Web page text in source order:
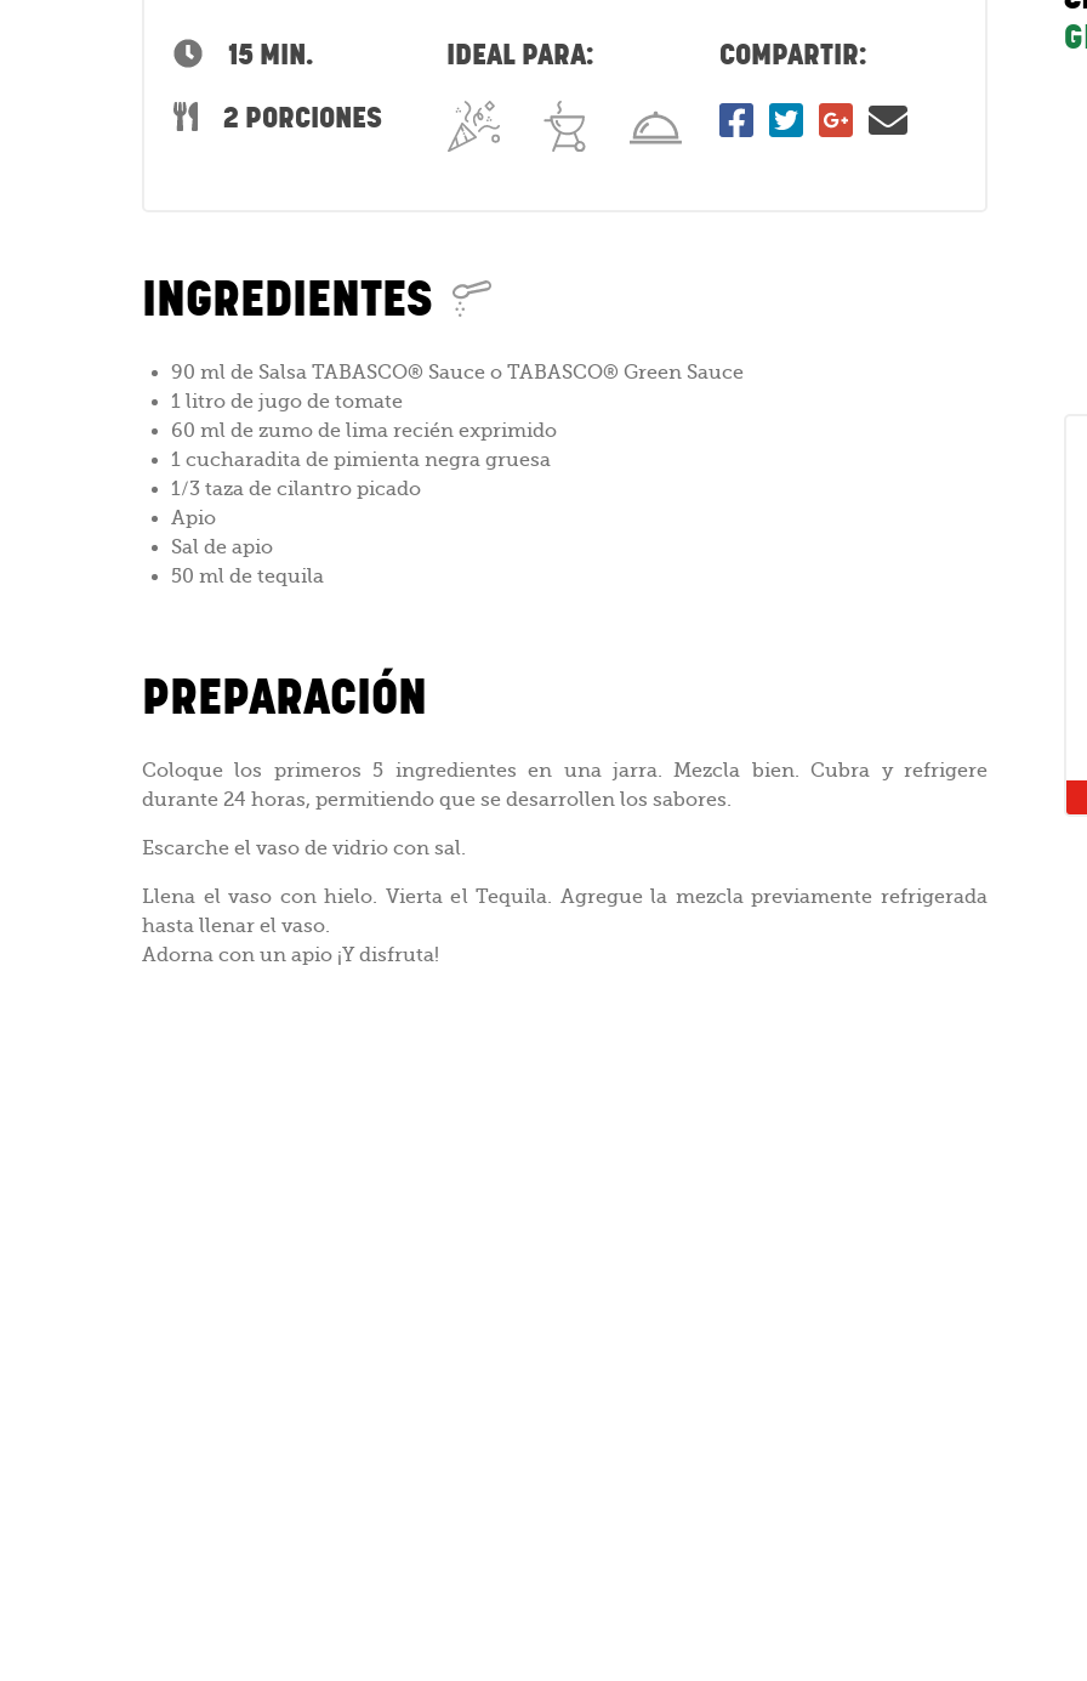
15 MIN.
2 PORCIONES
IDEAL PARA: COMPARTIR:
INGREDIENTES
90 ml de Salsa TABASCO® Sauce o TABASCO® Green Sauce
1 litro de jugo de tomate
60 ml de zumo de lima recién exprimido
1 cucharadita de pimienta negra gruesa
1/3 taza de cilantro picado
Apio
Sal de apio
50 ml de tequila
PREPARACIÓN
Coloque los primeros 5 ingredientes en una jarra. Mezcla bien. Cubra y refrigere
durante 24 horas, permitiendo que se desarrollen los sabores.
Escarche el vaso de vidrio con sal.
Llena el vaso con hielo. Vierta el Tequila. Agregue la mezcla previamente refrigerada
hasta llenar el vaso.
Adorna con un apio ¡Y disfruta!